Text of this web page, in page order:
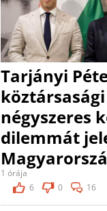
Tarjányi
négyszeres
dilemmát
1 órája
6
0 16